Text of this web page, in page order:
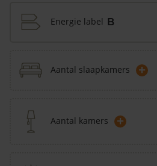
Energie label B
Aantal slaapkamers +
Aantal kamers +